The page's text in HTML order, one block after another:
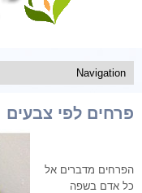
פרחים לפי צבעים
הפרחים מדברים אל
כל אדם בשפה